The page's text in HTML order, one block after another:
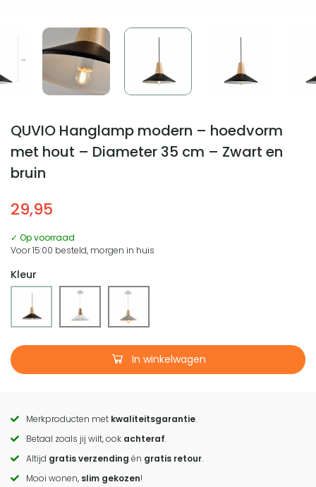
QUVIO Hanglamp modern – hoedvorm
met hout – Diameter 35 cm – Zwart en
bruin
29,95
✓ Op voorraad
Voor 15:00 besteld, morgen in huis
Kleur
In winkelwagen
Call
to
actions
Merkproducten met kwaliteitsgarantie.
Betaal zoals jij wilt, ook achteraf.
Altijd gratis verzending én gratis retour.
Mooi wonen, slim gekozen!